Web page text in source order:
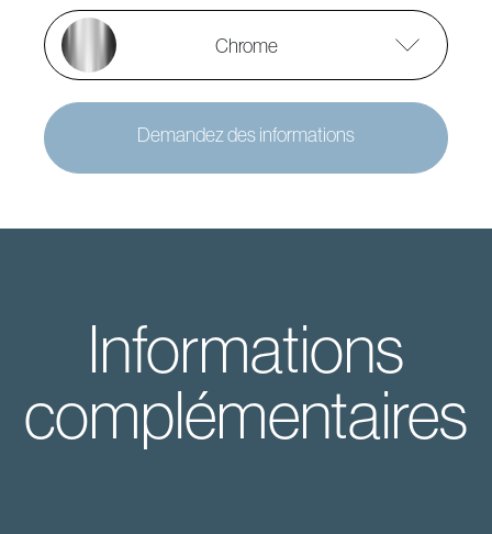
Chrome
Demandez des informations
Informations
complémentaires